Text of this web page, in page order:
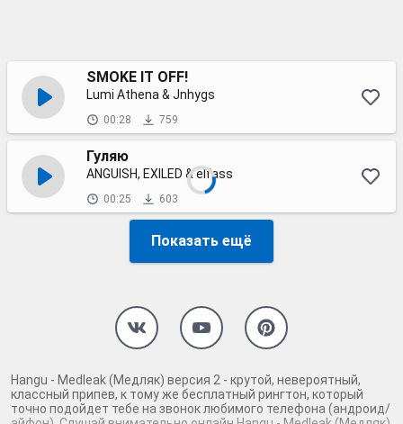
SMOKE IT OFF!
Lumi Athena & Jnhygs
00:28 759
Гуляю
ANGUISH, EXILED & elfass
00:25 603
Показать ещё
Hangu - Medleak (Медляк) версия 2 - крутой, невероятный,
классный припев, к тому же бесплатный рингтон, который
точно подойдет тебе на звонок любимого телефона (андроид/